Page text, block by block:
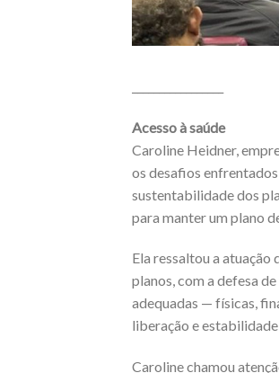
Acesso à saúde
Caroline Heidner,
os desafios
sustentabilidade dos
para manter um plano
Ela ressaltou a
planos, com a defesa
adequadas — físicas,
liberação e
Caroline chamou